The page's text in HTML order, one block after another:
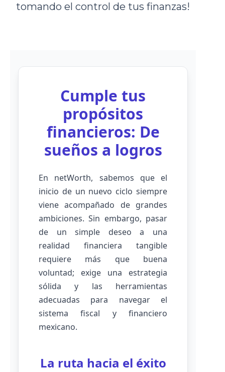
tomando el control de tus finanzas!
Cumple tus
propósitos
financieros: De
sueños a logros
En netWorth, sabemos que el
inicio de un nuevo ciclo siempre
viene acompañado de grandes
ambiciones. Sin embargo, pasar
de un simple deseo a una
realidad financiera tangible
requiere más que buena
voluntad; exige una estrategia
sólida y las herramientas
adecuadas para navegar el
sistema fiscal y financiero
mexicano.
La ruta hacia el éxito